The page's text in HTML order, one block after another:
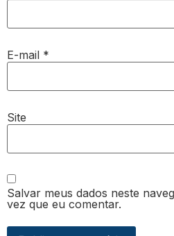
E-mail *
Site
Salvar meus dados neste
vez que eu comentar.